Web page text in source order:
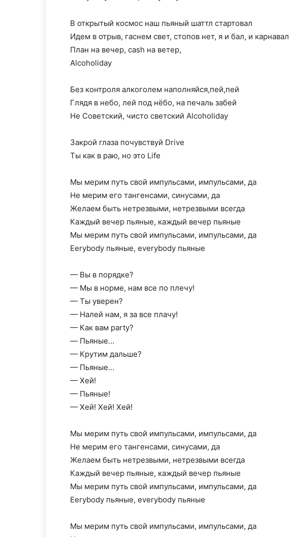
В открытый космос наш пьяный шаттл стартовал
Идем в отрыв, гаснем свет, стопов нет, я и бал, и карнавал
План на вечер, cash на ветер,
Alcoholiday
Без контроля алкоголем наполняйся,пей,пей
Глядя в небо, лей под нёбо, на печаль забей
Не Cоветский, чисто светский Alcoholiday
Закрой глаза почувствуй Drive
Ты как в раю, но это Life
Мы мерим путь свой импульсами, импульсами, да
Не мерим его тангенсами, синусами, да
Желаем быть нетрезвыми, нетрезвыми всегда
Каждый вечер пьяные, каждый вечер пьяные
Мы мерим путь свой импульсами, импульсами, да
Еerybody пьяные, everybody пьяные
— Вы в порядке?
— Мы в норме, нам все по плечу!
— Ты уверен?
— Налей нам, я за все плачу!
— Как вам party?
— Пьяные…
— Крутим дальше?
— Пьяные…
— Хей!
— Пьяные!
— Хей! Хей! Хей!
Мы мерим путь свой импульсами, импульсами, да
Не мерим его тангенсами, синусами, да
Желаем быть нетрезвыми, нетрезвыми всегда
Каждый вечер пьяные, каждый вечер пьяные
Мы мерим путь свой импульсами, импульсами, да
Еerybody пьяные, everybody пьяные
Мы мерим путь свой импульсами, импульсами, да